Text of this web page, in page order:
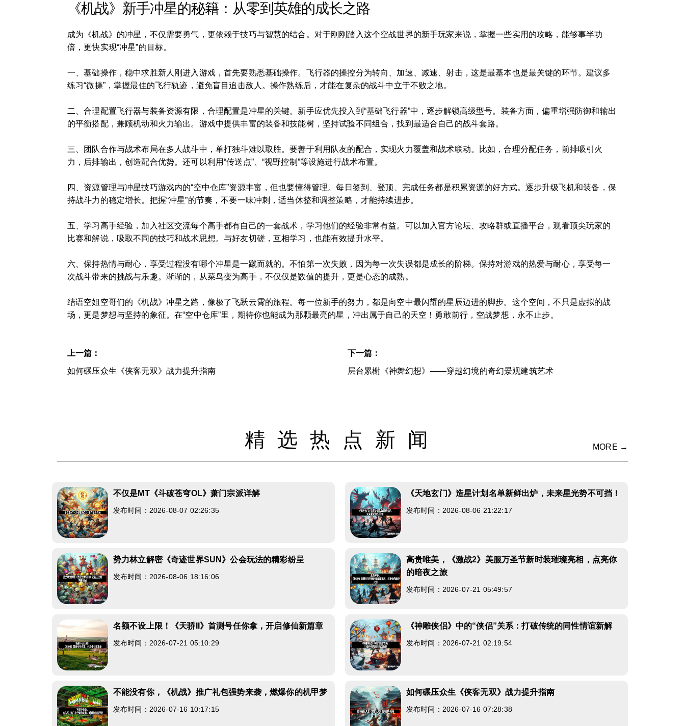
《机战》新手冲星的秘籍：从零到英雄的成长之路
成为《机战》的冲星，不仅需要勇气，更依赖于技巧与智慧的结合。对于刚刚踏入这个空战世界的新手玩家来说，掌握一些实用的攻略，能够事半功
倍，更快实现“冲星”的目标。
一、基础操作，稳中求胜新人刚进入游戏，首先要熟悉基础操作。飞行器的操控分为转向、加速、减速、射击，这是最基本也是最关键的环节。建议多
练习“微操”，掌握最佳的飞行轨迹，避免盲目追击敌人。操作熟练后，才能在复杂的战斗中立于不败之地。
二、合理配置飞行器与装备资源有限，合理配置是冲星的关键。新手应优先投入到“基础飞行器”中，逐步解锁高级型号。装备方面，偏重增强防御和输出
的平衡搭配，兼顾机动和火力输出。游戏中提供丰富的装备和技能树，坚持试验不同组合，找到最适合自己的战斗套路。
三、团队合作与战术布局在多人战斗中，单打独斗难以取胜。要善于利用队友的配合，实现火力覆盖和战术联动。比如，合理分配任务，前排吸引火
力，后排输出，创造配合优势。还可以利用“传送点”、“视野控制”等设施进行战术布置。
四、资源管理与冲星技巧游戏内的“空中仓库”资源丰富，但也要懂得管理。每日签到、登顶、完成任务都是积累资源的好方式。逐步升级飞机和装备，保
持战斗力的稳定增长。把握“冲星”的节奏，不要一味冲刺，适当休整和调整策略，才能持续进步。
五、学习高手经验，加入社区交流每个高手都有自己的一套战术，学习他们的经验非常有益。可以加入官方论坛、攻略群或直播平台，观看顶尖玩家的
比赛和解说，吸取不同的技巧和战术思想。与好友切磋，互相学习，也能有效提升水平。
六、保持热情与耐心，享受过程没有哪个冲星是一蹴而就的。不怕第一次失败，因为每一次失误都是成长的阶梯。保持对游戏的热爱与耐心，享受每一
次战斗带来的挑战与乐趣。渐渐的，从菜鸟变为高手，不仅仅是数值的提升，更是心态的成熟。
结语空姐空哥们的《机战》冲星之路，像极了飞跃云霄的旅程。每一位新手的努力，都是向空中最闪耀的星辰迈进的脚步。这个空间，不只是虚拟的战
场，更是梦想与坚持的象征。在“空中仓库”里，期待你也能成为那颗最亮的星，冲出属于自己的天空！勇敢前行，空战梦想，永不止步。
上一篇：
如何碾压众生《侠客无双》战力提升指南
下一篇：
层台累榭《神舞幻想》——穿越幻境的奇幻景观建筑艺术
精选热点新闻 MORE →
不仅是MT《斗破苍穹OL》萧门宗派详解
发布时间：2026-08-07 02:26:35
《天地玄门》造星计划名单新鲜出炉，未来星光势不可挡！
发布时间：2026-08-06 21:22:17
势力林立解密《奇迹世界SUN》公会玩法的精彩纷呈
发布时间：2026-08-06 18:16:06
高贵唯美，《激战2》美服万圣节新时装璀璨亮相，点亮你
的暗夜之旅
发布时间：2026-07-21 05:49:57
名额不设上限！《天骄II》首测号任你拿，开启修仙新篇章
发布时间：2026-07-21 05:10:29
《神雕侠侣》中的“侠侣”关系：打破传统的同性情谊新解
发布时间：2026-07-21 02:19:54
不能没有你，《机战》推广礼包强势来袭，燃爆你的机甲梦
发布时间：2026-07-16 10:17:15
如何碾压众生《侠客无双》战力提升指南
发布时间：2026-07-16 07:28:38